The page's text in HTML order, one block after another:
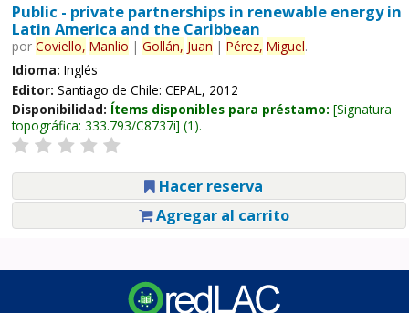
Public - private partnerships in renewable energy in
Latin America and the Caribbean
por Coviello, Manlio | Gollán, Juan | Pérez, Miguel.
Idioma: Inglés
Editor: Santiago de Chile: CEPAL, 2012
Disponibilidad: Ítems disponibles para préstamo: Signatura
topográfica: 333.793/C8737i (1).
Hacer reserva
Agregar al carrito